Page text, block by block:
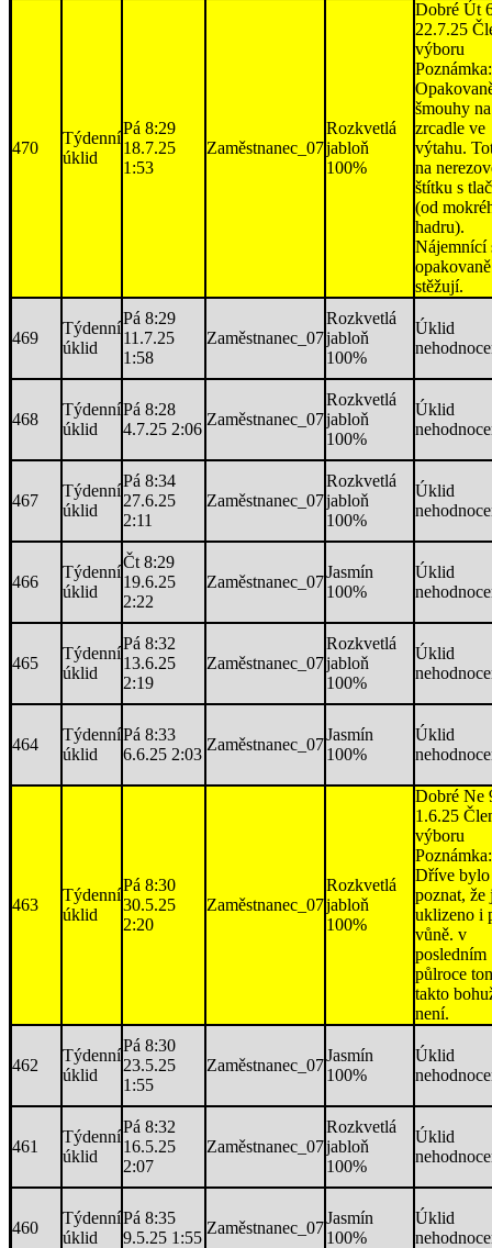
470
Týdenní
úklid
Pá 8:29
18.7.25
1:53
Zaměstnanec_07
Rozkvetlá
jabloň
100%
Dobré Út
22.7.25
výboru
Poznámka:
šmouhy na
zrcadle ve
výtahu.
na
štítku s
(od
hadru).
Nájemnící
opakovaně
stěžují.
469
Týdenní
úklid
Pá 8:29
11.7.25
1:58
Zaměstnanec_07
Rozkvetlá
jabloň
100%
Úklid
468
Týdenní
úklid
Pá 8:28
4.7.25 2:06
Zaměstnanec_07
Rozkvetlá
jabloň
100%
Úklid
467
Týdenní
úklid
Pá 8:34
27.6.25
2:11
Zaměstnanec_07
Rozkvetlá
jabloň
100%
Úklid
466
Týdenní
úklid
Čt 8:29
19.6.25
2:22
Zaměstnanec_07
Jasmín
100%
Úklid
465
Týdenní
úklid
Pá 8:32
13.6.25
2:19
Zaměstnanec_07
Rozkvetlá
jabloň
100%
Úklid
464
Týdenní
úklid
Pá 8:33
6.6.25 2:03
Zaměstnanec_07
Jasmín
100%
Úklid
463
Týdenní
úklid
Pá 8:30
30.5.25
2:20
Zaměstnanec_07
Rozkvetlá
jabloň
100%
Dobré Ne
1.6.25
výboru
Poznámka:
Dříve bylo
poznat, že
uklizeno i
vůně. v
posledním
půlroce
takto
není.
462
Týdenní
úklid
Pá 8:30
23.5.25
1:55
Zaměstnanec_07
Jasmín
100%
Úklid
461
Týdenní
úklid
Pá 8:32
16.5.25
2:07
Zaměstnanec_07
Rozkvetlá
jabloň
100%
Úklid
460
Týdenní
úklid
Pá 8:35
9.5.25 1:55
Zaměstnanec_07
Jasmín
100%
Úklid